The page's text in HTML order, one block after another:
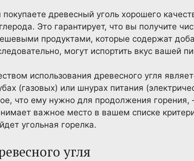
древесный уголь хорошего
Это гарантирует, что вы получите
продуктами, которые содержат
могут испортить вкус вашей
использования древесного угля
(газовых) или шнурах питания
что ему нужно для продолжения горения,
важное место в вашем списке
угольная горелка.
угля